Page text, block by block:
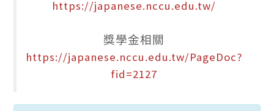
https://japanese.nccu.edu.tw/
獎學金相關
https://japanese.nccu.edu.tw/PageDoc?
fid=2127